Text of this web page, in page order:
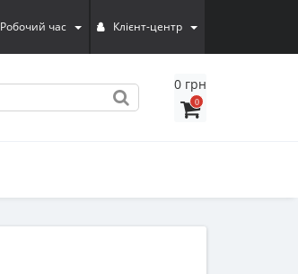
Робочий час Клієнт-центр
0 грн
0